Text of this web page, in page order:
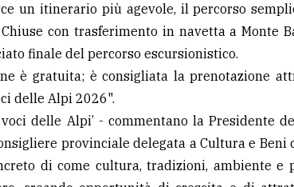
un itinerario più agevole, il percorso
con trasferimento in navetta a Monte
finale del percorso escursionistico.
è gratuita; è consigliata la prenotazione
delle Alpi 2026".
voci delle Alpi’ - commentano la Presidente
provinciale delegata a Cultura e
di come cultura, tradizioni, ambiente e